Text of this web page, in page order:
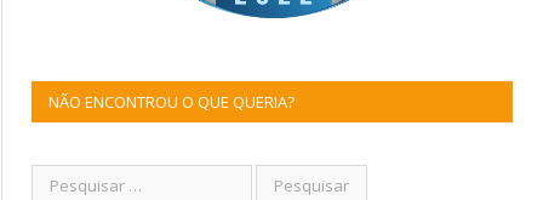
NÃO ENCONTROU O QUE QUERIA?